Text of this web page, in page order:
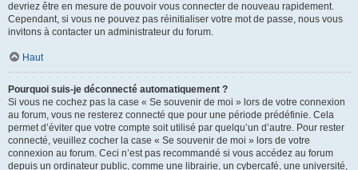
devriez être en mesure de pouvoir vous connecter de nouveau rapidement.
Cependant, si vous ne pouvez pas réinitialiser votre mot de passe, nous vous
invitons à contacter un administrateur du forum.
Haut
Pourquoi suis-je déconnecté automatiquement ?
Si vous ne cochez pas la case « Se souvenir de moi » lors de votre connexion
au forum, vous ne resterez connecté que pour une période prédéfinie. Cela
permet d’éviter que votre compte soit utilisé par quelqu’un d’autre. Pour rester
connecté, veuillez cocher la case « Se souvenir de moi » lors de votre
connexion au forum. Ceci n’est pas recommandé si vous accédez au forum
depuis un ordinateur public, comme une librairie, un cybercafé, une université,